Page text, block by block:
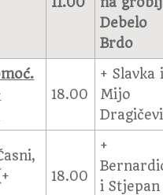
Debelo
Brdo
18.00
+ Slavka
Mijo
18.00
+
i Stjepan